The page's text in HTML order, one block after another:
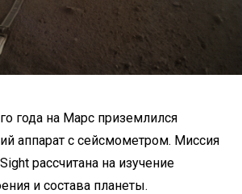
года на Марс приземлился
аппарат с сейсмометром. Миссия
рассчитана на изучение
и состава планеты.